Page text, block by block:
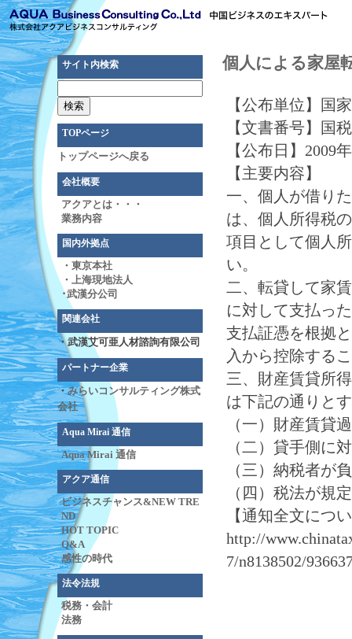
サイト内検索
TOPページ
トップページへ戻る
会社概要
アクアとは・・・
業務内容
国内外拠点
・東京本社
・上海現地法人
･武漢分公司
関連会社
・武漢艾可亜人材諮詢有限公司
パートナー企業
・みらいコンサルティング株式
会社
Aqua Mirai 通信
Aqua Mirai 通信
アクア通信
ビジネスチャンス&NEW TRE
ND
HOT TOPIC
Q&A
感性の時代
法令法規
税務・会計
法務
個人による家屋
【公布単位】国
【文書番号】国
【公布日】2009
【主要内容】
一、個人が借り
は、個人所得税
項目として個人
い。
二、転貸して家
に対して支払っ
支払証憑を根拠
入から控除する
三、財産賃貸所
は下記の通りと
（一）財産賃貸
（二）貸手側に
（三）納税者が
（四）税法が規
【通知全文につ
http://
7/n8138502/